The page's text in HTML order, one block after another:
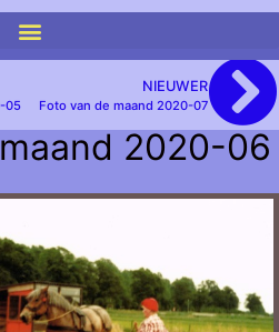
05
NIEUWER
Foto van de maand 2020-07
2020-06